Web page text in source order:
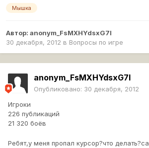
Мышка
Автор: anonym_FsMXHYdsxG7I
30 декабря, 2012 в Вопросы по игре
anonym_FsMXHYdsxG7I
Опубликовано: 30 декабря, 2012
Игроки
226 публикаций
21 320 боёв
Ребят,у меня пропал курсор?что